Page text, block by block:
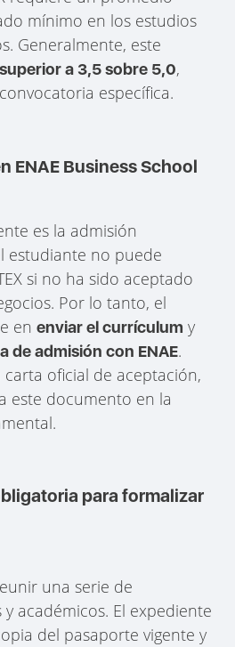
mínimo en los estudios
Generalmente, este
a 3,5 sobre 5,0,
específica.
ENAE Business School
es la admisión
estudiante no puede
si no ha sido aceptado
Por lo tanto, el
enenviar el currículum y
de admisión con ENAE.
oficial de aceptación,
este documento en la
para formalizar
una serie de
académicos. El expediente
del pasaporte vigente y